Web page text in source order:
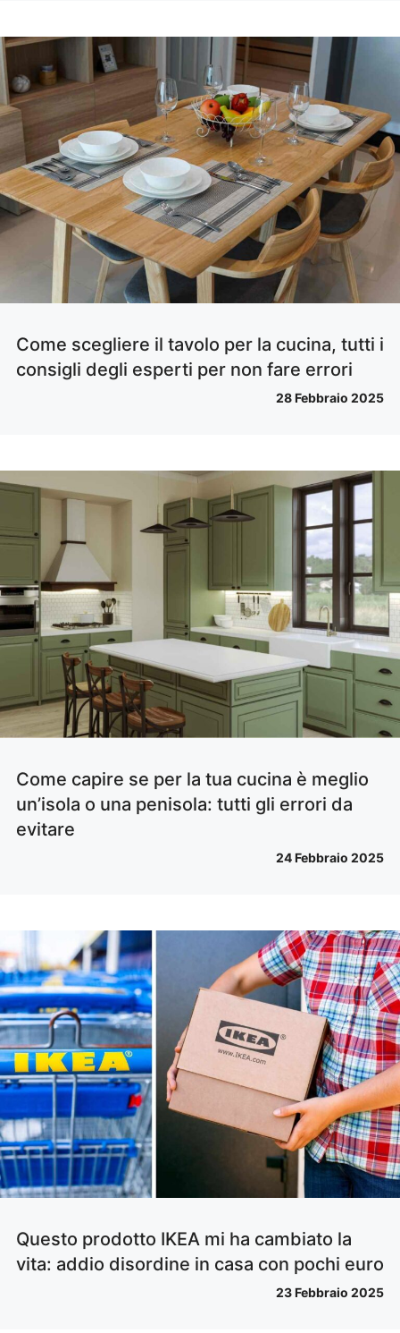
Come scegliere il tavolo per la cucina, tutti i
consigli degli esperti per non fare errori
28 Febbraio 2025
Come capire se per la tua cucina è meglio
un’isola o una penisola: tutti gli errori da
evitare
24 Febbraio 2025
Questo prodotto IKEA mi ha cambiato la
vita: addio disordine in casa con pochi euro
23 Febbraio 2025